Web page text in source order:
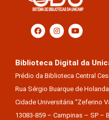
Biblioteca Digital da
Prédio da Biblioteca Central
Rua Sérgio Buarque de
Cidade Universitária “Zeferino
13083-859 – Campinas – SP –